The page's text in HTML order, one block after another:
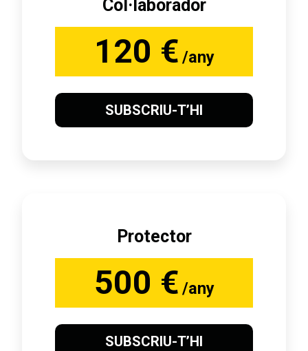
Col·laborador
120 € /any
SUBSCRIU-T’HI
Protector
500 € /any
SUBSCRIU-T’HI